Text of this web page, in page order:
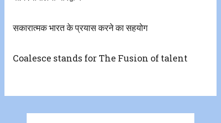
सकारात्मक भारत के प्रयास करने का सहयोग
Coalesce stands for The Fusion of talent